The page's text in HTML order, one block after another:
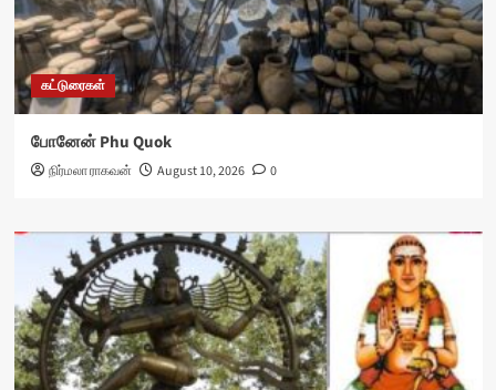
கட்டுரைகள்
போனேன் Phu Quok
நிர்மலா ராகவன் August 10, 2026 0